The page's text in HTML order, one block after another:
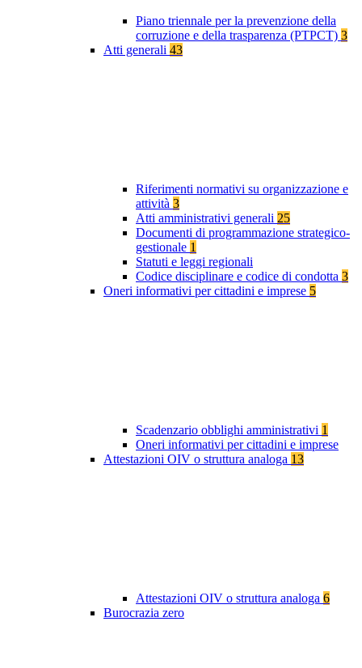
Piano triennale per la prevenzione della
corruzione e della trasparenza (PTPCT) 3
Atti generali 43
Riferimenti normativi su organizzazione e
attività 3
Atti amministrativi generali 25
Documenti di programmazione strategico-
gestionale 1
Statuti e leggi regionali
Codice disciplinare e codice di condotta 3
Oneri informativi per cittadini e imprese 5
Scadenzario obblighi amministrativi 1
Oneri informativi per cittadini e imprese
Attestazioni OIV o struttura analoga 13
Attestazioni OIV o struttura analoga 6
Burocrazia zero